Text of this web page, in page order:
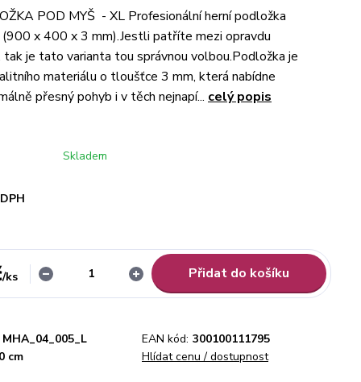
POD MYŠ - XL Profesionální herní podložka
x 400 x 3 mm).Jestli patříte mezi opravdu
tak je tato varianta tou správnou volbou.Podložka je
materiálu o tloušťce 3 mm, která nabídne
přesný pohyb i v těch nejnapí... celý popis
Skladem
/ks Přidat do košíku
MHA_04_005_L EAN kód: 300100111795
cm Hlídat cenu / dostupnost